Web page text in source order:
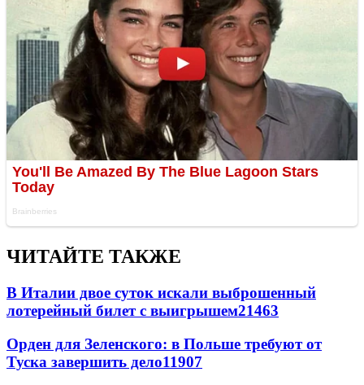
ЧИТАЙТЕ ТАКЖЕ
В Италии двое суток искали выброшенный
лотерейный билет с выигрышем21463
Орден для Зеленского: в Польше требуют от
Туска завершить дело11907